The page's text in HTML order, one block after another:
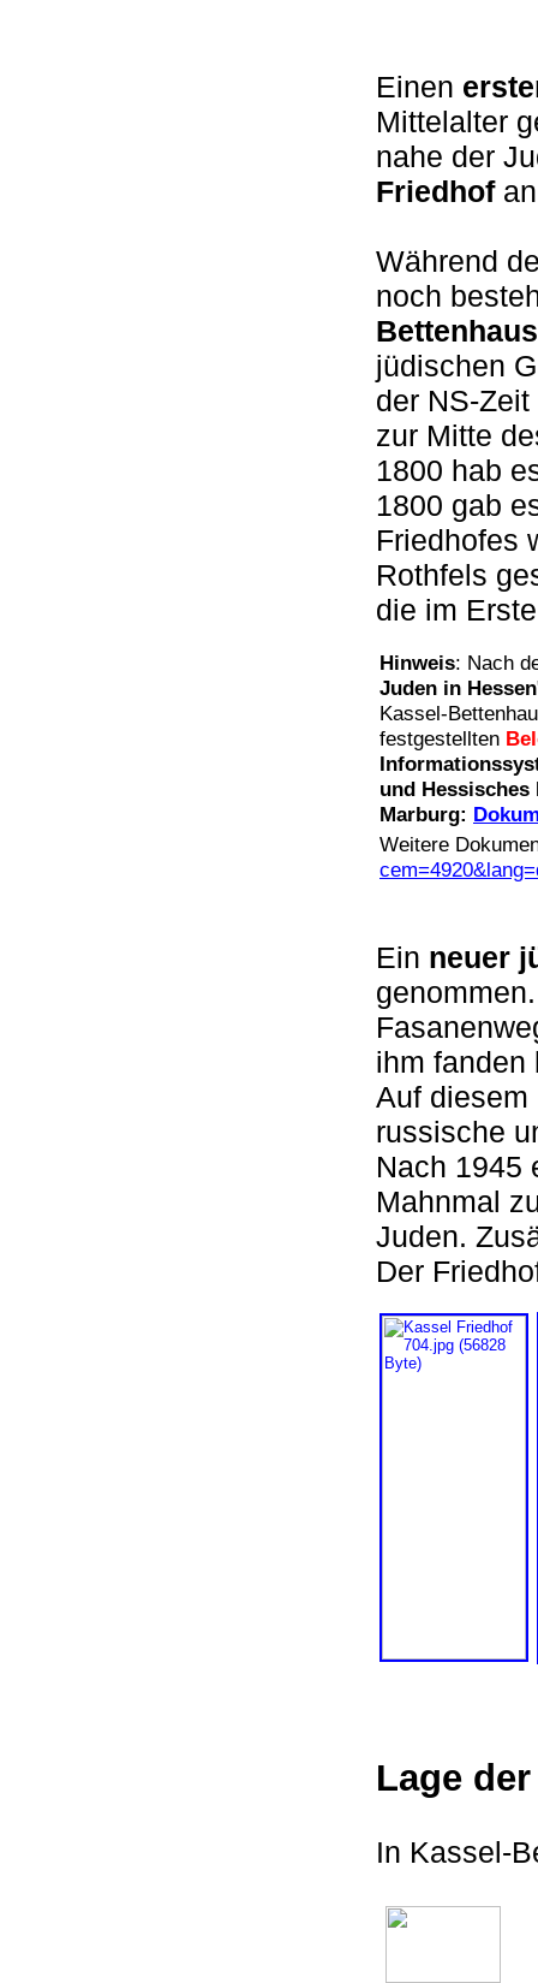
Einen e
Mittelalter
nahe der
Friedhof
Während
noch
jüdischen
der NS-
zur Mitte
1800 hab
1800 gab
Friedhofes
Rothfels
die im
Hinweis: Nach
Juden in Hessen
Kassel-
festgestellten
und
Marburg:
Weitere
Ein neuer
ihm fanden
Auf diesem
russische
Nach 1945
Mahnmal
Juden.
Der
Lage
In Kassel-